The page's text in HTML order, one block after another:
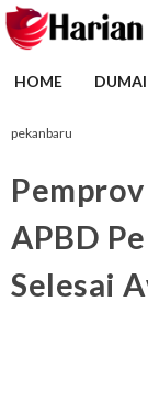
HOME DUMAI
pekanbaru
APBD
Selesai